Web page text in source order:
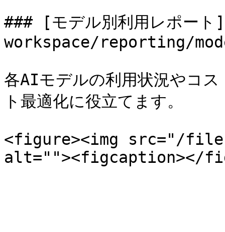
### [モデル別利用レポー
workspace/reporting/
各AIモデルの利用状況やコ
ト最適化に役立てます。
<figure><img src="/files/